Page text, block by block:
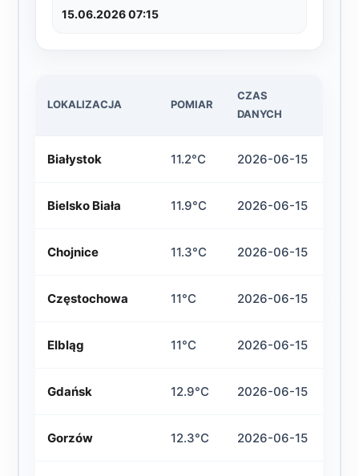
15.06.2026 07:15
LOKALIZACJA POMIAR
CZAS
DANYCH
Białystok 11.2°C 2026-06-15
Bielsko Biała 11.9°C 2026-06-15
Chojnice 11.3°C 2026-06-15
Częstochowa 11°C 2026-06-15
Elbląg 11°C 2026-06-15
Gdańsk 12.9°C 2026-06-15
Gorzów 12.3°C 2026-06-15